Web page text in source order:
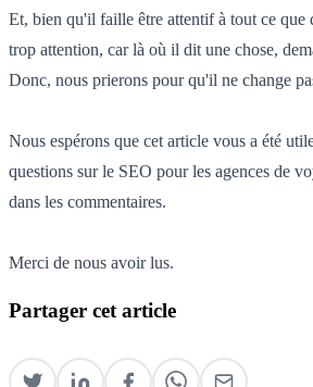
Et, bien qu'il faille être attentif à tout ce que
trop attention, car là où il dit une chose,
Donc, nous prierons pour qu'il ne change
Nous espérons que cet article vous a été
questions sur le SEO pour les agences de
dans les commentaires.
Merci de nous avoir lus.
Partager cet article